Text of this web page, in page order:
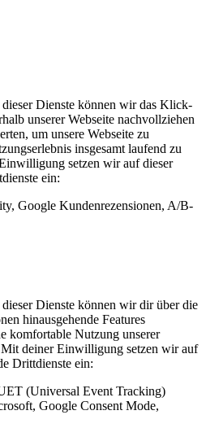
Dienste können wir das Klick-
unserer Webseite nachvollziehen
um unsere Webseite zu
insgesamt laufend zu
setzen wir auf dieser
ein:
Google Kundenrezensionen, A/B-
Dienste können wir dir über die
hinausgehende Features
komfortable Nutzung unserer
deiner Einwilligung setzen wir auf
Drittdienste ein:
(Universal Event Tracking)
Google Consent Mode,